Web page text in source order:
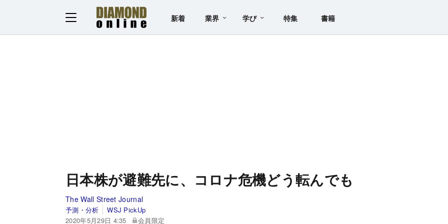
新着 業界 学び 特集 書籍
日本株が避難先に、コロナ危機どう転んでも
The Wall Street Journal
予測・分析
WSJ PickUp
2020年5月29日 4:35
会員限定